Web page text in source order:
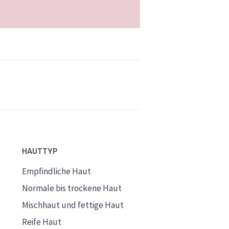
HAUTTYP
Empfindliche Haut
Normale bis trockene Haut
Mischhaut und fettige Haut
Reife Haut